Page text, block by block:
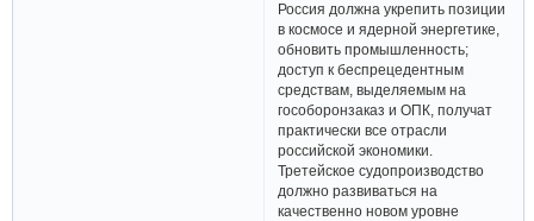
Россия должна укрепить позиции
в космосе и ядерной энергетике,
обновить промышленность;
доступ к беспрецедентным
средствам, выделяемым на
гособоронзаказ и ОПК, получат
практически все отрасли
российской экономики.
Третейское судопроизводство
должно развиваться на
качественно новом уровне